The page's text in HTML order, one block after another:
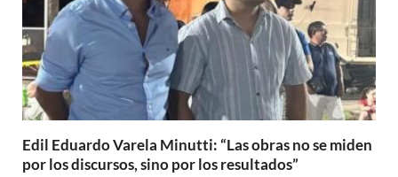
Edil Eduardo Varela Minutti: “Las obras no se miden
por los discursos, sino por los resultados”